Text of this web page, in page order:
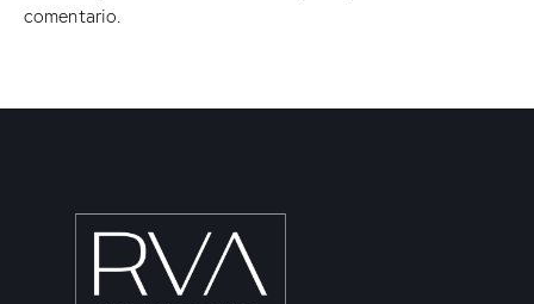
comentario.